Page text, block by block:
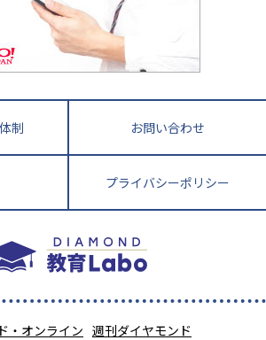
長崎県 熊本県
県 沖縄県
ストが徹底解説！ 大学受験の羅
制 お問い合わせ
プライバシーポリシー
・オンライン 週刊ダイヤモンド